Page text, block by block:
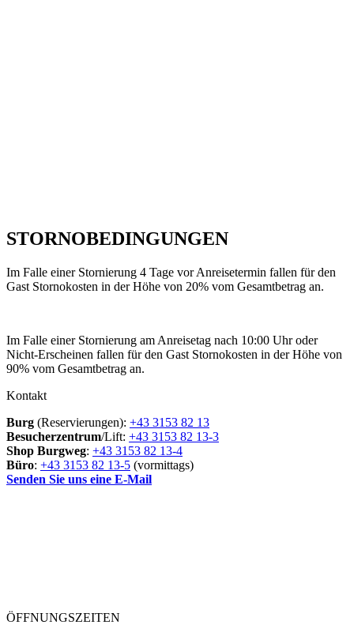
STORNOBEDINGUNGEN
Im Falle einer Stornierung 4 Tage vor Anreisetermin fallen für den
Gast Stornokosten in der Höhe von 20% vom Gesamtbetrag an.
Im Falle einer Stornierung am Anreisetag nach 10:00 Uhr oder
Nicht-Erscheinen fallen für den Gast Stornokosten in der Höhe von
90% vom Gesamtbetrag an.
Kontakt
Burg (Reservierungen): +43 3153 82 13
Besucherzentrum/Lift: +43 3153 82 13-3
Shop Burgweg: +43 3153 82 13-4
Büro: +43 3153 82 13-5 (vormittags)
Senden Sie uns eine E-Mail
ÖFFNUNGSZEITEN